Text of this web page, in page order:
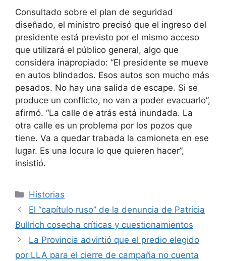
Consultado sobre el plan de seguridad
diseñado, el ministro precisó que el ingreso del
presidente está previsto por el mismo acceso
que utilizará el público general, algo que
considera inapropiado: “El presidente se mueve
en autos blindados. Esos autos son mucho más
pesados. No hay una salida de escape. Si se
produce un conflicto, no van a poder evacuarlo”,
afirmó. “La calle de atrás está inundada. La
otra calle es un problema por los pozos que
tiene. Va a quedar trabada la camioneta en ese
lugar. Es una locura lo que quieren hacer”,
insistió.
Categorías
Historias
El “capítulo ruso” de la denuncia de Patricia
Bullrich cosecha críticas y cuestionamientos
La Provincia advirtió que el predio elegido
por LLA para el cierre de campaña no cuenta